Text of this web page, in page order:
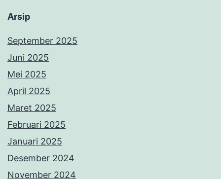
Januari 2025
November 2024
Oktober 2024
September 2024
Agustus 2024
Juli 2024
Juni 2024
Mei 2024
April 2024